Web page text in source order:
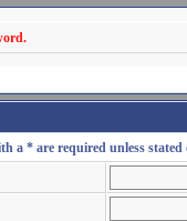
* are required unless stated